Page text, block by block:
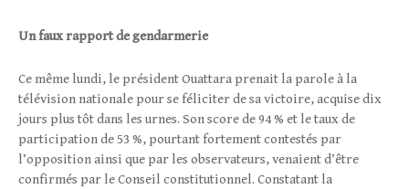
Un faux rapport de gendarmerie
Ce même lundi, le président Ouattara prenait la parole à la
télévision nationale pour se féliciter de sa victoire, acquise dix
jours plus tôt dans les urnes. Son score de 94 % et le taux de
participation de 53 %, pourtant fortement contestés par
l’opposition ainsi que par les observateurs, venaient d’être
confirmés par le Conseil constitutionnel. Constatant la